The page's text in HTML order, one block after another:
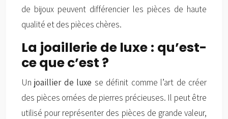
de bijoux peuvent différencier les pièces de haute
qualité et des pièces chères.
La joaillerie de luxe : qu’est-
ce que c’est ?
Unjoaillier de luxe se définit comme l’art de créer
des pièces ornées de pierres précieuses. Il peut être
utilisé pour représenter des pièces de grande valeur,